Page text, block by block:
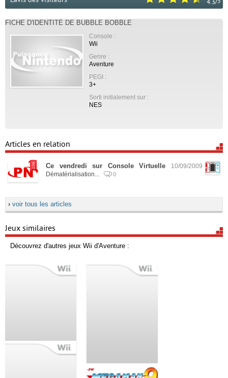
4.3
FICHE D'IDENTITÉ DE BUBBLE BOBBLE
Console :
Wii
Genre :
Aventure
PEGI :
3+
Sorti initialement sur :
NES
Articles en relation
Ce vendredi sur Console Virtuelle
10/09/2009
Dématérialisation...
0
› voir tous les articles
Jeux similaires
Découvrez d'autres jeux Wii d'Aventure :